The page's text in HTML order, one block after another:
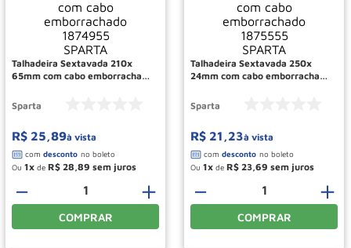
Talhadeira Sextavada 210x
65mm com cabo emborrachado
Sparta
R$ 25,89à vista
Ou 1 de R$ 28,89
＋
－
COMPRAR
Talhadeira Sextavada 250x
24mm com cabo emborrachado
Sparta
R$ 21 ,23à vista
Ou 1 de R$ 23,69
＋
－
COMPRAR
Roda